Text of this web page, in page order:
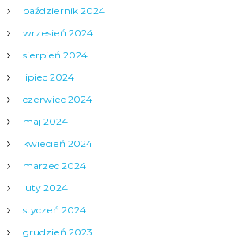
październik 2024
wrzesień 2024
sierpień 2024
lipiec 2024
czerwiec 2024
maj 2024
kwiecień 2024
marzec 2024
luty 2024
styczeń 2024
grudzień 2023